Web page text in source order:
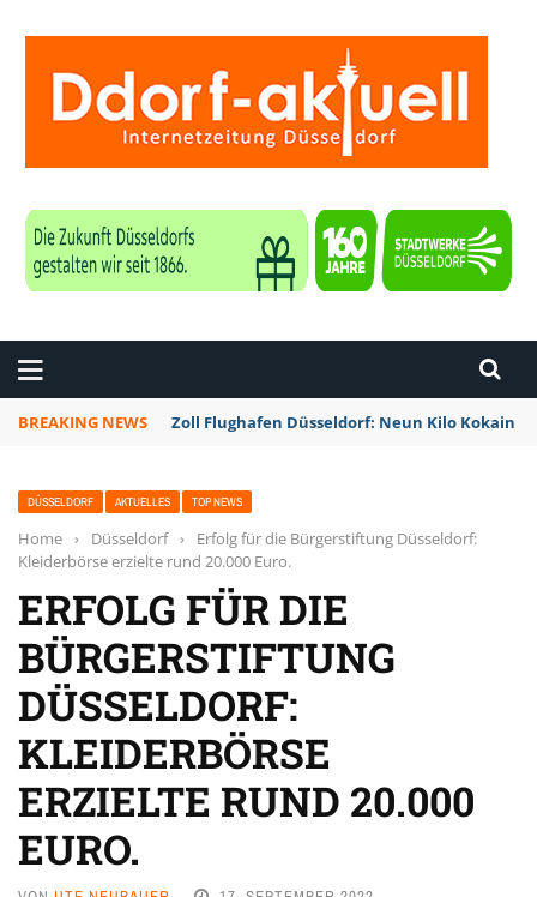
BREAKING NEWS Zoll Flughafen Düsseldorf: Neun Kilo Kokain
DÜSSELDORF AKTUELLES TOP NEWS
Home › Düsseldorf ›
Erfolg für die Bürgerstiftung Düsseldorf:
Kleiderbörse erzielte rund 20.000 Euro.
ERFOLG FÜR DIE
BÜRGERSTIFTUNG
DÜSSELDORF:
KLEIDERBÖRSE
ERZIELTE RUND 20.000
EURO.